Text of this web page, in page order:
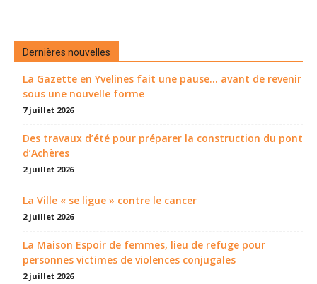
Dernières nouvelles
La Gazette en Yvelines fait une pause... avant de revenir
sous une nouvelle forme
7 juillet 2026
Des travaux d’été pour préparer la construction du pont
d’Achères
2 juillet 2026
La Ville « se ligue » contre le cancer
2 juillet 2026
La Maison Espoir de femmes, lieu de refuge pour
personnes victimes de violences conjugales
2 juillet 2026